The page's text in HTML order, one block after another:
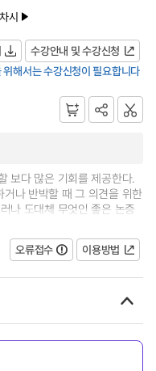
시
수강안내 및 수강신청
해서는 수강신청이 필요합니다
보다 많은 기회를 제공한다.
나 반박할 때 그 의견을 위한
나 도대체 무엇인 좋은 논증
오류접수 이용방법